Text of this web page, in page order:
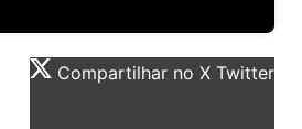
Compartilhar no X Twitter